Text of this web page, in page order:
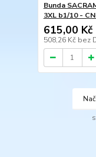
Bunda
3XL b1/10 -
615,00 Kč
508,26 Kč bez